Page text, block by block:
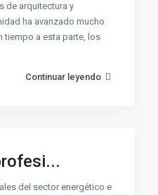
de arquitectura y
ha avanzado mucho
tiempo a esta parte, los
Continuar leyendo
del sector energético e